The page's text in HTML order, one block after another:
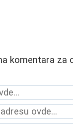
komentara za